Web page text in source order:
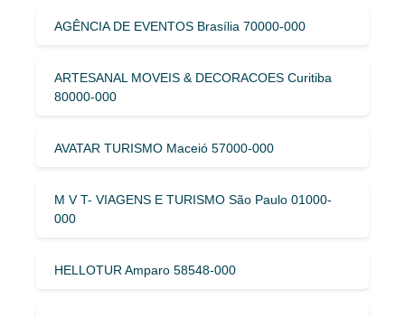
AGÊNCIA DE EVENTOS Brasília 70000-000
ARTESANAL MOVEIS & DECORACOES Curitiba
80000-000
AVATAR TURISMO Maceió 57000-000
M V T- VIAGENS E TURISMO São Paulo 01000-
000
HELLOTUR Amparo 58548-000